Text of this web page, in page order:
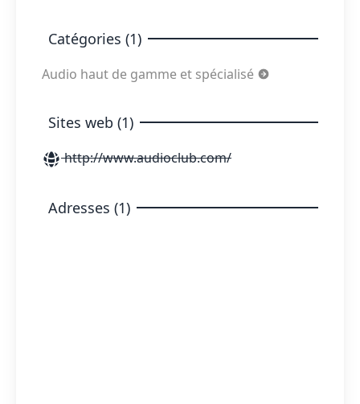
Catégories (1)
Audio haut de gamme et spécialisé
Sites web (1)
http://www.audioclub.com/
Adresses (1)